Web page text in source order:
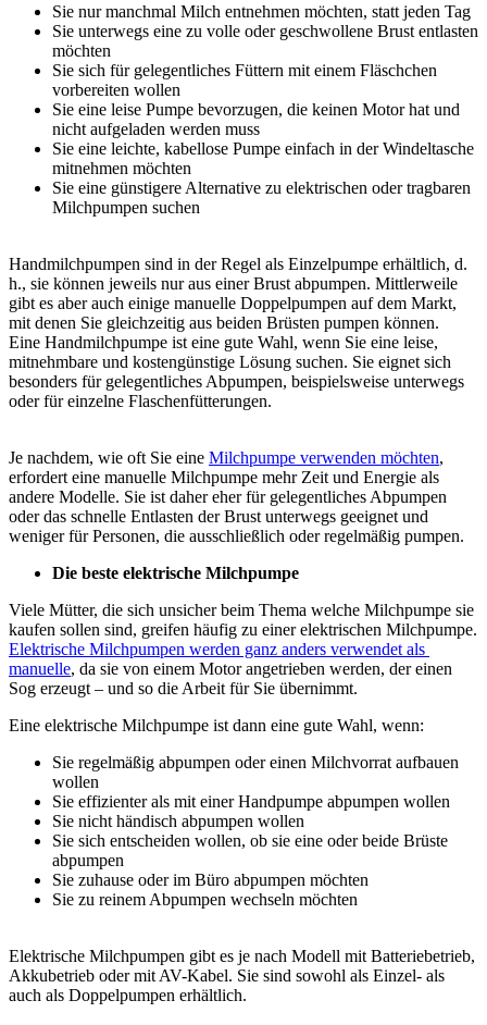
Sie nur manchmal Milch entnehmen möchten, statt jeden Tag
Sie unterwegs eine zu volle oder geschwollene Brust entlasten
möchten
Sie sich für gelegentliches Füttern mit einem Fläschchen
vorbereiten wollen
Sie eine leise Pumpe bevorzugen, die keinen Motor hat und
nicht aufgeladen werden muss
Sie eine leichte, kabellose Pumpe einfach in der Windeltasche
mitnehmen möchten
Sie eine günstigere Alternative zu elektrischen oder tragbaren
Milchpumpen suchen
Handmilchpumpen sind in der Regel als Einzelpumpe erhältlich, d.
h., sie können jeweils nur aus einer Brust abpumpen. Mittlerweile
gibt es aber auch einige manuelle Doppelpumpen auf dem Markt,
mit denen Sie gleichzeitig aus beiden Brüsten pumpen können.
Eine Handmilchpumpe ist eine gute Wahl, wenn Sie eine leise,
mitnehmbare und kostengünstige Lösung suchen. Sie eignet sich
besonders für gelegentliches Abpumpen, beispielsweise unterwegs
oder für einzelne Flaschenfütterungen.
Je nachdem, wie oft Sie eine Milchpumpe verwenden möchten,
erfordert eine manuelle Milchpumpe mehr Zeit und Energie als
andere Modelle. Sie ist daher eher für gelegentliches Abpumpen
oder das schnelle Entlasten der Brust unterwegs geeignet und
weniger für Personen, die ausschließlich oder regelmäßig pumpen.
Die beste elektrische Milchpumpe
Viele Mütter, die sich unsicher beim Thema welche Milchpumpe sie
Elektrische Milchpumpen werden ganz anders verwendet als
manuelle, da sie von einem Motor angetrieben werden, der einen
Sog erzeugt – und so die Arbeit für Sie übernimmt.
Eine elektrische Milchpumpe ist dann eine gute Wahl, wenn:
Sie regelmäßig abpumpen oder einen Milchvorrat aufbauen
wollen
Sie effizienter als mit einer Handpumpe abpumpen wollen
Sie nicht händisch abpumpen wollen
Sie sich entscheiden wollen, ob sie eine oder beide Brüste
abpumpen
Sie zuhause oder im Büro abpumpen möchten
Sie zu reinem Abpumpen wechseln möchten
Elektrische Milchpumpen gibt es je nach Modell mit Batteriebetrieb,
Akkubetrieb oder mit AV-Kabel. Sie sind sowohl als Einzel- als
auch als Doppelpumpen erhältlich.